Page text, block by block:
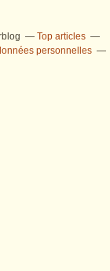
Top articles
personnelles